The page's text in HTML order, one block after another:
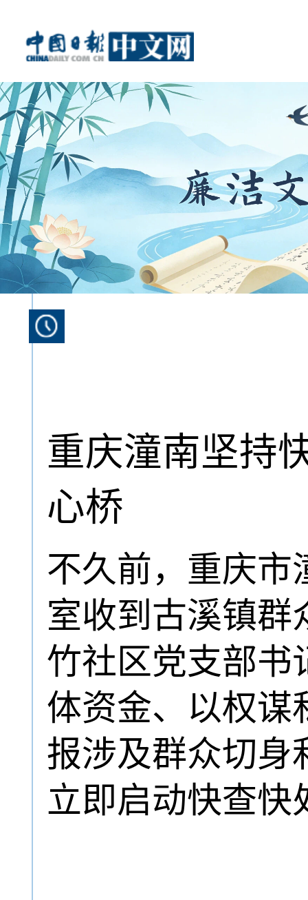
重庆潼南坚持
心桥
不久前，重庆市
室收到古溪镇群
竹社区党支部书
体资金、以权谋
报涉及群众切身
立即启动快查